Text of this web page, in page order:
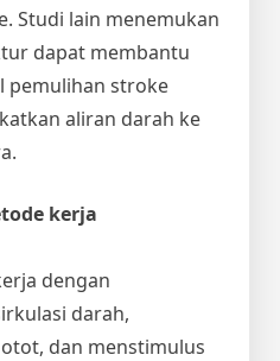
Studi lain menemukan
dapat membantu
pemulihan stroke
aliran darah ke
kerja
dengan
darah,
dan menstimulus